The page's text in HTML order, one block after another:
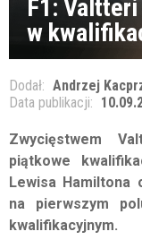
F1:
w
Dodał: Andrzej
Data publikacji:
Zwycięstwem
piątkowe
Lewisa Hamiltona
na pierwszym
kwalifikacyjnym.